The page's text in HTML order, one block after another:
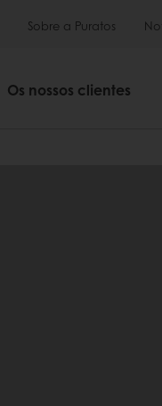
Sobre a Puratos
Os nossos clientes